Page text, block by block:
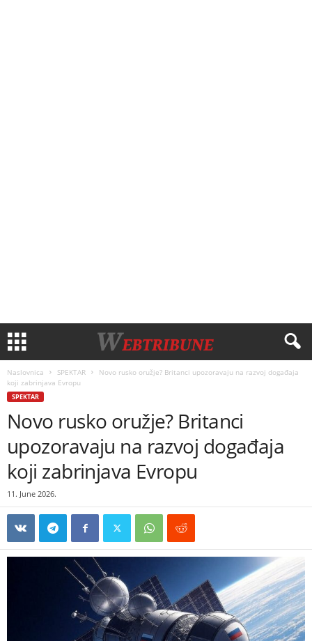
Naslovnica SPEKTAR
Novo rusko oružje? Britanci upozoravaju na razvoj događaja
koji zabrinjava Evropu
SPEKTAR
Novo rusko oružje? Britanci
upozoravaju na razvoj događaja
koji zabrinjava Evropu
11. June 2026.